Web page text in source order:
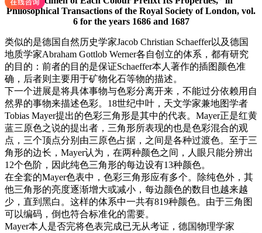
Philosophical Transactions of the Royal Society of London, vol.
6 for the years 1686 and 1687
类似的是德国自然历史学家Jacob Christian Schaeffer以及德国
地质学家Abraham Gottlob Werner各自创立的体系，都有研究
的目的：前者的目的是保证Schaeffer本人著作的插图颜色准
确，后者则主要用于矿物化石等物的描述。
下一个进展是将具体事物与色彩分离开来，不能过分依赖用自
然界的事物来描述色彩。18世纪中叶，天文学家兼地图学者
Tobias Mayer提出的色彩三角形是其中的代表。Mayer正是红黄
蓝三原色之说的提出者，三角形所表现的也是色彩混合的观
点，三个顶点分别由三原色占据，之间是各种过渡色。至于三
角形的边长，Mayer认为，在两种颜色之间，人眼只能分辨出
12个色阶，因此纯色三角形的每边设有13种颜色。
在全套的Mayer色表中，色彩三角形应有多个。除纯色外，其
他三角形的亮度逐渐增大或减小，每边颜色的数目也越来越
少，直到黑白。这样的体系中一共有819种颜色。由于三角图
可以编码，倒也符合标准化的需要。
Mayer本人是否完将色表完成已无从考证，德国物理学家